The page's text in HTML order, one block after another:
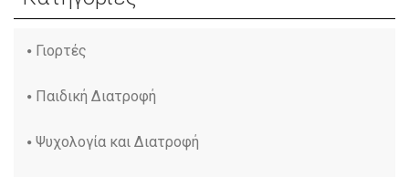
Γιορτές
Παιδική Διατροφή
Ψυχολογία και Διατροφή